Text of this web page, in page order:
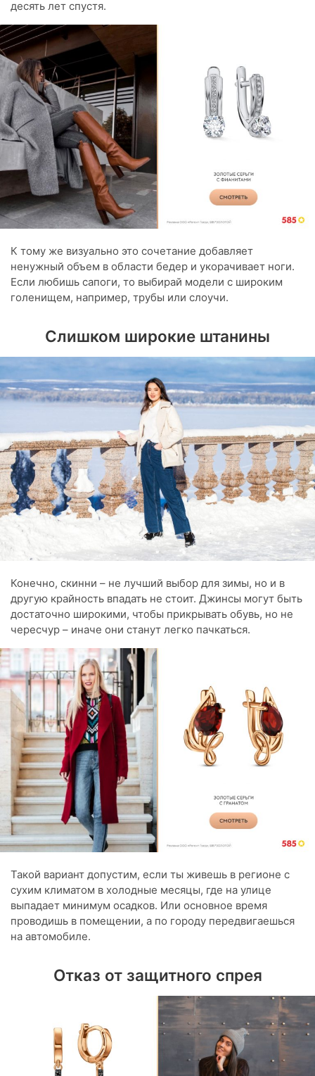
десять лет спустя.
К тому же визуально это сочетание добавляет
ненужный объем в области бедер и укорачивает ноги.
Если любишь сапоги, то выбирай модели с широким
голенищем, например, трубы или слоучи.
Слишком широкие штанины
Конечно, скинни – не лучший выбор для зимы, но и в
другую крайность впадать не стоит. Джинсы могут быть
достаточно широкими, чтобы прикрывать обувь, но не
чересчур – иначе они станут легко пачкаться.
Такой вариант допустим, если ты живешь в регионе с
сухим климатом в холодные месяцы, где на улице
выпадает минимум осадков. Или основное время
проводишь в помещении, а по городу передвигаешься
на автомобиле.
Отказ от защитного спрея